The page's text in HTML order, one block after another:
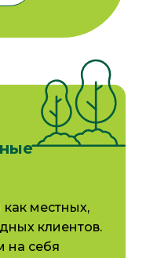
местных,
клиентов.
на себя